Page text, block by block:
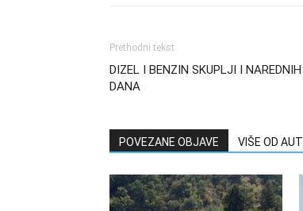
Prethodni tekst
DIZEL I BENZIN SKUPLJI I
DANA
POVEZANE OBJAVE VIŠE OD